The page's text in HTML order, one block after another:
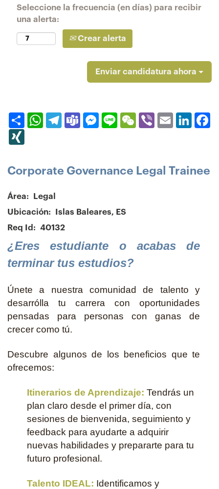
Seleccione la frecuencia (en días) para recibir
una alerta:
Crear alerta
Enviar candidatura ahora
CompartirWhatsApp
Telegram
TeamsMessenger
Line WeChatViberEmail
Corporate Governance Legal Trainee
Área:
Legal
Ubicación:
Islas Baleares, ES
Req Id: 40132
¿Eres estudiante o acabas de
terminar tus estudios?
Únete a nuestra comunidad de talento y
desarrólla tu carrera con oportunidades
pensadas para personas con ganas de
crecer como tú.
Descubre algunos de los beneficios que te
ofrecemos:
Itinerarios de Aprendizaje: Tendrás un
plan claro desde el primer día, con
sesiones de bienvenida, seguimiento y
feedback para ayudarte a adquirir
nuevas habilidades y prepararte para tu
futuro profesional.
Talento IDEAL: Identificamos y